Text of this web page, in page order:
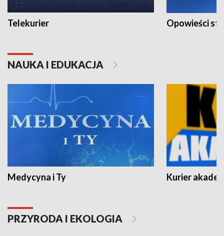
Telekurier Opowieści
NAUKA I EDUKACJA
Medycyna i Ty Kurier
PRZYRODA I EKOLOGIA